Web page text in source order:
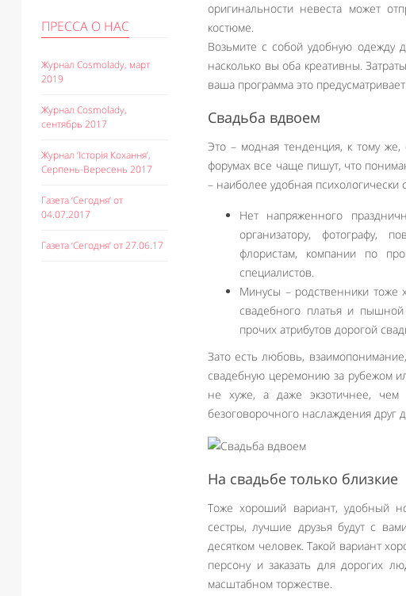
ПРЕССА О НАС
Журнал Cosmolady, март
2019
Журнал Cosmolady,
сентябрь 2017
Журнал ‘Історія Кохання’,
Серпень-Вересень 2017
Газета ‘Сегодня’ от
04.07.2017
Газета ‘Сегодня’ от 27.06.17
оригинальности невеста может
костюме.
Возьмите с собой удобную одежду
насколько вы оба креативны.
ваша программа это
Свадьба вдвоем
Это – модная тенденция, к тому
форумах все чаще пишут, что
– наиболее удобная
Нет напряженного
организатору, фотографу,
флористам, компании по
специалистов.
Минусы – родственники тоже
свадебного платья и пышной
прочих атрибутов дорогой
Зато есть любовь,
свадебную церемонию за рубежом
не хуже, а даже экзотичнее, чем
безоговорочного наслаждения друг
На свадьбе только близкие
Тоже хороший вариант, удобный
сестры, лучшие друзья будут с
десятком человек. Такой вариант
персону и заказать для дорогих
масштабном торжестве.